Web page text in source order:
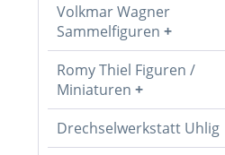
Volkmar Wagner
Sammelfiguren
Romy Thiel Figuren /
Miniaturen
Drechselwerkstatt Uhlig